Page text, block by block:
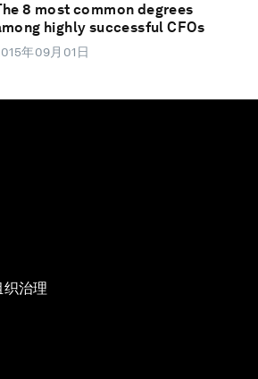
8 most common degrees
highly successful CFOs
年09月01日
治理